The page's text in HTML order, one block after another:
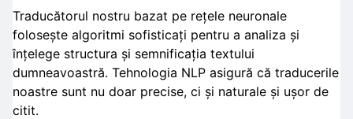
Traducătorul nostru bazat pe rețele neuronale
folosește algoritmi sofisticați pentru a analiza și
înțelege structura și semnificația textului
dumneavoastră. Tehnologia NLP asigură că traducerile
noastre sunt nu doar precise, ci și naturale și ușor de
citit.